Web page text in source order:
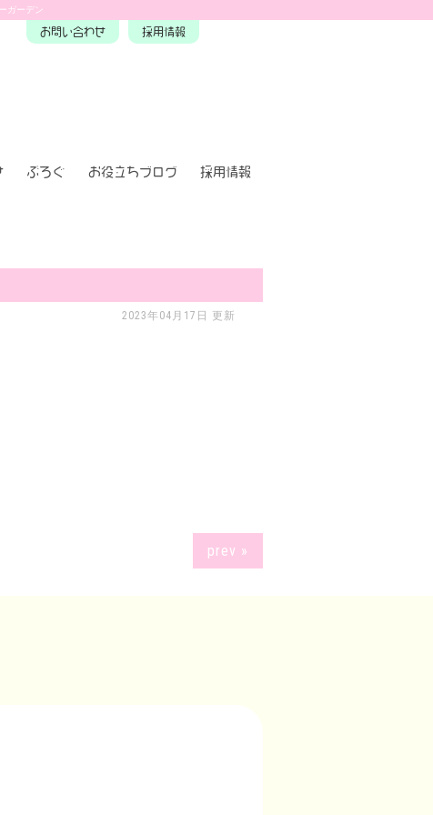
ガーデン
お問い合わせ 採用情報
ぶろぐ お役立ちブログ 採用情報
2023年04月17日 更新
prev »